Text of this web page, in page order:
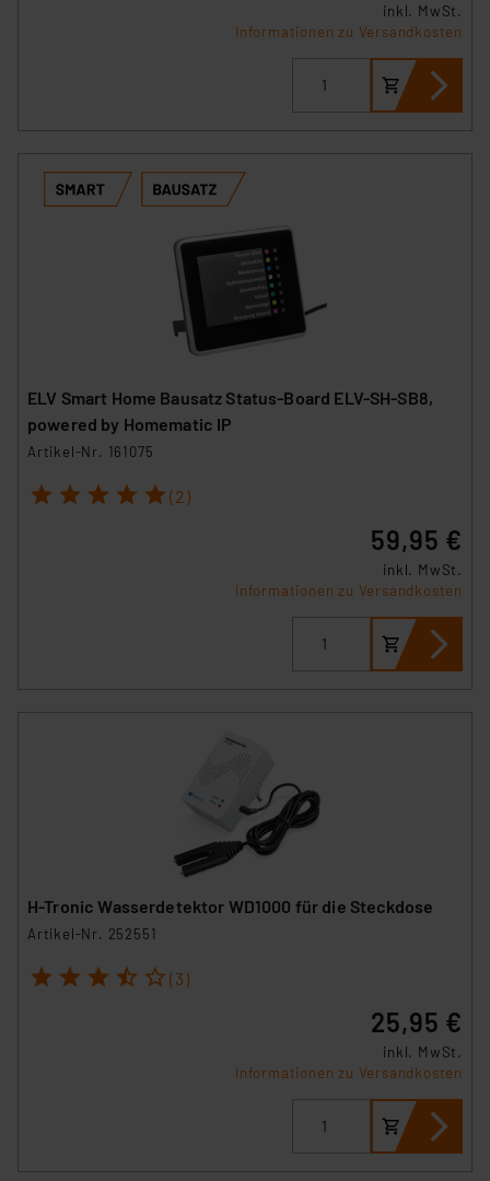
inkl. MwSt.
Informationen zu Versandkosten
ELV Smart Home Bausatz Status-Board ELV-SH-SB8,
powered by Homematic IP
Artikel-Nr. 161075
1 2 3 4 5 (2)
59,95 €
inkl. MwSt.
Informationen zu Versandkosten
H-Tronic Wasserdetektor WD1000 für die Steckdose
Artikel-Nr. 252551
1 2 3 4 5 (3)
25,95 €
inkl. MwSt.
Informationen zu Versandkosten